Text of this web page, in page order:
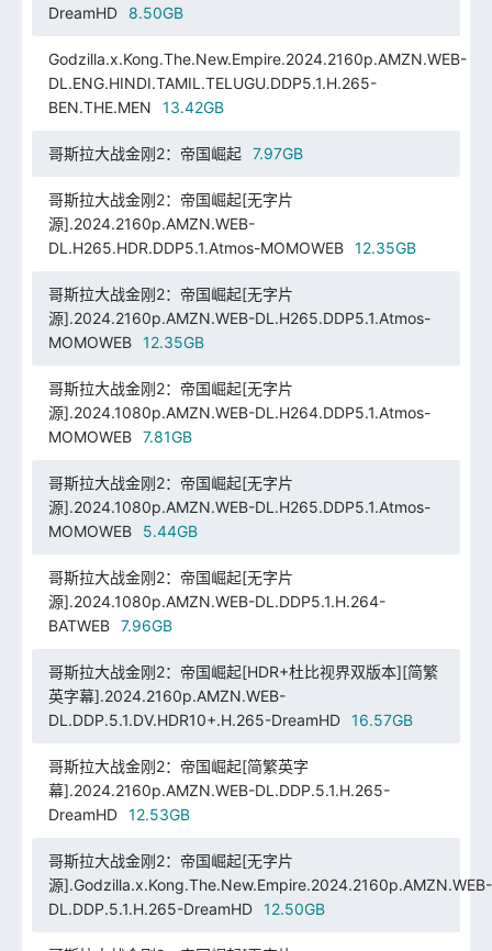
DreamHD
8.50GB
Godzilla.x.Kong.The.New.Empire.2024.2160p.AMZN.WEB-
DL.ENG.HINDI.TAMIL.TELUGU.DDP5.1.H.265-
BEN.THE.MEN
13.42GB
哥斯拉大战金刚2：帝国崛起 7.97GB
哥斯拉大战金刚2：帝国崛起[无字片
源].2024.2160p.AMZN.WEB-
DL.H265.HDR.DDP5.1.Atmos-MOMOWEB
12.35GB
哥斯拉大战金刚2：帝国崛起[无字片
源].2024.2160p.AMZN.WEB-DL.H265.DDP5.1.Atmos-
MOMOWEB
12.35GB
哥斯拉大战金刚2：帝国崛起[无字片
源].2024.1080p.AMZN.WEB-DL.H264.DDP5.1.Atmos-
MOMOWEB
7.81GB
哥斯拉大战金刚2：帝国崛起[无字片
源].2024.1080p.AMZN.WEB-DL.H265.DDP5.1.Atmos-
MOMOWEB
5.44GB
哥斯拉大战金刚2：帝国崛起[无字片
源].2024.1080p.AMZN.WEB-DL.DDP5.1.H.264-
BATWEB
7.96GB
哥斯拉大战金刚2：帝国崛起[HDR+杜比视界双版本][简繁
英字幕].2024.2160p.AMZN.WEB-
DL.DDP.5.1.DV.HDR10+.H.265-DreamHD
16.57GB
哥斯拉大战金刚2：帝国崛起[简繁英字
幕].2024.2160p.AMZN.WEB-DL.DDP.5.1.H.265-
DreamHD
12.53GB
哥斯拉大战金刚2：帝国崛起[无字片
源].Godzilla.x.Kong.The.New.Empire.2024.2160p.AMZN.WEB-
DL.DDP.5.1.H.265-DreamHD
12.50GB